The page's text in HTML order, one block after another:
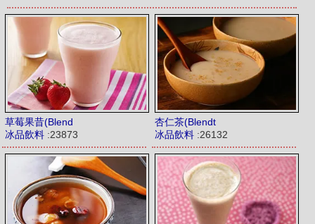
草莓果昔(Blend
冰品飲料 :23873
杏仁茶(Blendt
冰品飲料 :26132